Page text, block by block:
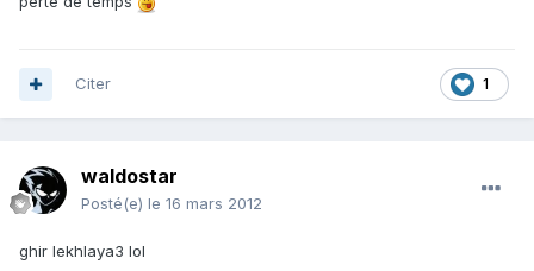
1
Citer
waldostar
Posté(e) le 16 mars 2012
ghir lekhlaya3 lol